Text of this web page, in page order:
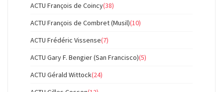
ACTU François de Coincy(38)
ACTU François de Combret (Musil)(10)
ACTU Frédéric Vissense(7)
ACTU Gary F. Bengier (San Francisco)(5)
ACTU Gérald Wittock(24)